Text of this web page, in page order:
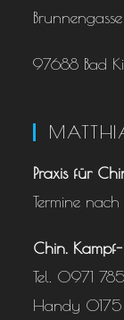
97688 Bad
Praxis für
Termine
Chin.
Tel. 0971
Handy